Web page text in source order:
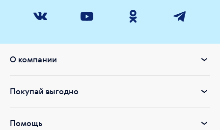
О компании
Покупай выгодно
Помощь